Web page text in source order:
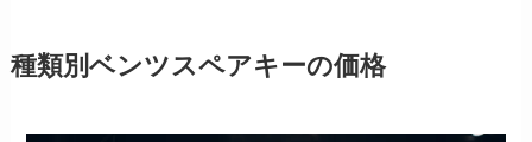
種類別ベンツスペアキーの価格